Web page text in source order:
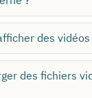
des vidéos
des fichiers